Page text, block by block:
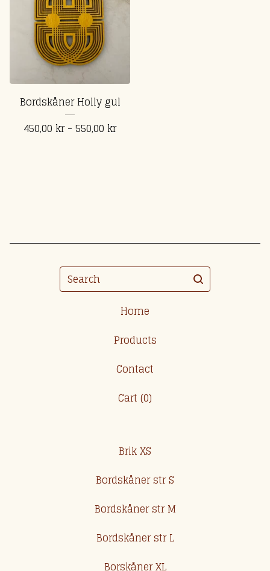
Bordskåner Holly gul
450,00 kr- 550,00 kr
Search
Home
Products
Contact
Cart (0)
Brik XS
Bordskåner str S
Bordskåner str M
Bordskåner str L
Borskåner XL